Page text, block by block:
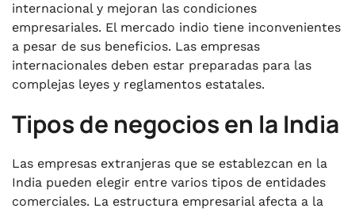
internacional y mejoran las condiciones
empresariales. El mercado indio tiene inconvenientes
a pesar de sus beneficios. Las empresas
internacionales deben estar preparadas para las
complejas leyes y reglamentos estatales.
Tipos de negocios en la India
Las empresas extranjeras que se establezcan en la
India pueden elegir entre varios tipos de entidades
comerciales. La estructura empresarial afecta a la